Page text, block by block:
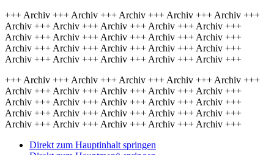
+++ Archiv +++ Archiv +++ Archiv +++ Archiv +++ Archiv +++
Archiv +++ Archiv +++ Archiv +++ Archiv +++ Archiv +++
Archiv +++ Archiv +++ Archiv +++ Archiv +++ Archiv +++
Archiv +++ Archiv +++ Archiv +++ Archiv +++ Archiv +++
Archiv +++ Archiv +++ Archiv +++ Archiv +++ Archiv +++
+++ Archiv +++ Archiv +++ Archiv +++ Archiv +++ Archiv +++
Archiv +++ Archiv +++ Archiv +++ Archiv +++ Archiv +++
Archiv +++ Archiv +++ Archiv +++ Archiv +++ Archiv +++
Archiv +++ Archiv +++ Archiv +++ Archiv +++ Archiv +++
Archiv +++ Archiv +++ Archiv +++ Archiv +++ Archiv +++
Direkt zum Hauptinhalt springen